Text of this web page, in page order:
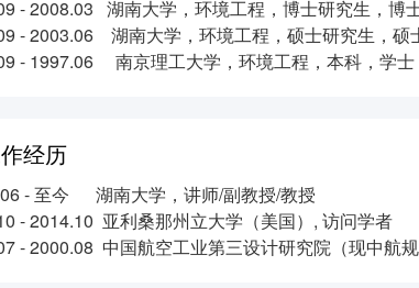
- 2008.03 湖南大学，环境工程，博士研究生，博
- 2003.06 湖南大学，环境工程，硕士研究生，硕
- 1997.06 南京理工大学，环境工程，本科，学士
经历
- 至今 湖南大学，讲师/副教授/教授
- 2014.10 亚利桑那州立大学（美国） , 访问学者
- 2000.08 中国航空工业第三设计研究院（现中航